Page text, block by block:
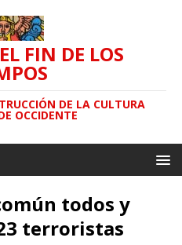
FIN DE LOS
DE LA CULTURA
OCCIDENTE
todos y
terroristas